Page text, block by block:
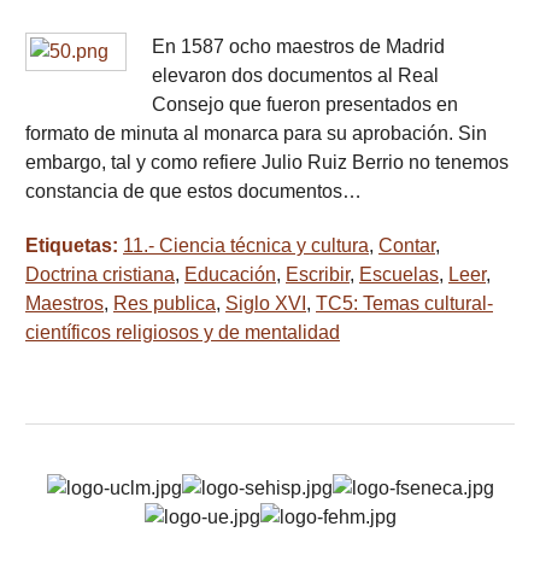
En 1587 ocho maestros de Madrid
elevaron dos documentos al Real
Consejo que fueron presentados en
formato de minuta al monarca para su aprobación. Sin
embargo, tal y como refiere Julio Ruiz Berrio no tenemos
constancia de que estos documentos…
Etiquetas: 11.- Ciencia técnica y cultura, Contar,
Doctrina cristiana, Educación, Escribir, Escuelas, Leer,
Maestros, Res publica, Siglo XVI , TC5: Temas cultural-
científicos religiosos y de mentalidad